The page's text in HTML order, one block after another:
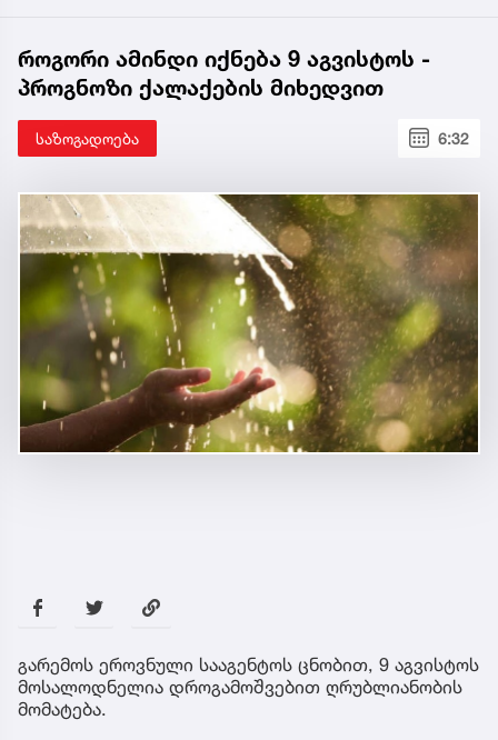
როგორი ამინდი იქნება 9 აგვისტოს -
პროგნოზი ქალაქების მიხედვით
საზოგადოება 6:32
გარემოს ეროვნული სააგენტოს ცნობით, 9 აგვისტოს
მოსალოდნელია დროგამოშვებით ღრუბლიანობის
მომატება.